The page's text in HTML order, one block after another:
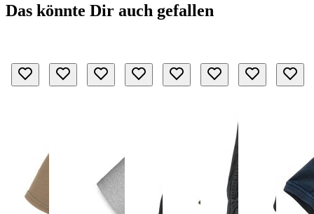
Das könnte Dir auch gefallen